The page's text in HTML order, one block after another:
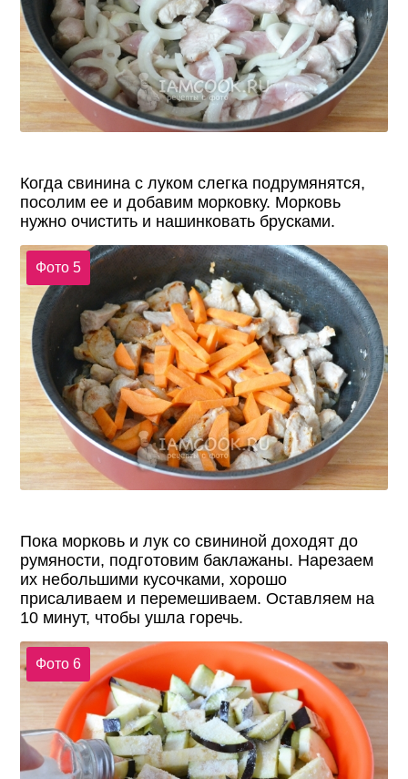
Когда свинина с луком слегка подрумянятся,
посолим ее и добавим морковку. Морковь
нужно очистить и нашинковать брусками.
Фото 5
Пока морковь и лук со свининой доходят до
румяности, подготовим баклажаны. Нарезаем
их небольшими кусочками, хорошо
присаливаем и перемешиваем. Оставляем на
10 минут, чтобы ушла горечь.
Фото 6